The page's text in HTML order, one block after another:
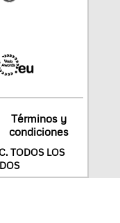
Términos y
condiciones
TODOS LOS